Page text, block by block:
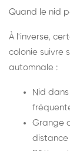
Quand le nid
À l'inverse,
colonie suivre
automnale :
Nid dans
Grange
distance